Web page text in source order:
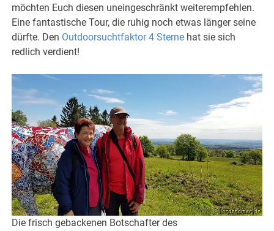
möchten Euch diesen uneingeschränkt weiterempfehlen.
Eine fantastische Tour, die ruhig noch etwas länger seine
dürfte. Den Outdoorsuchtfaktor 4 Sterne hat sie sich
redlich verdient!
Die frisch gebackenen Botschafter des